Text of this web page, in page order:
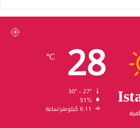
28
℃
51%
6.11 كيلومتر/ساعة